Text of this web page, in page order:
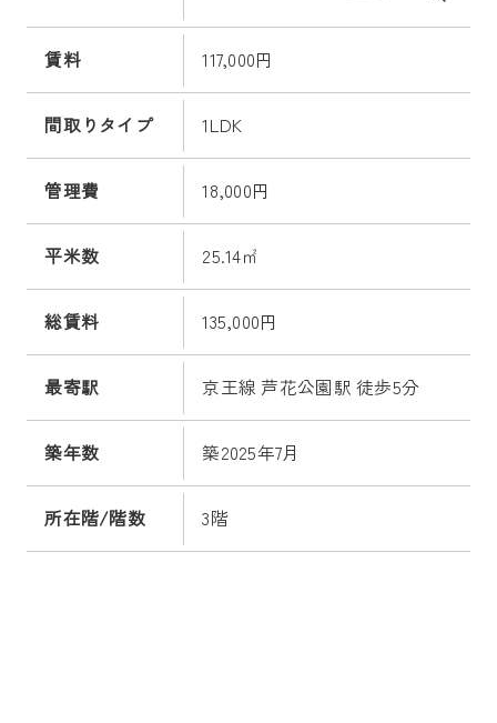
賃料 117,000円
間取りタイプ 1LDK
管理費 18,000円
平米数 25.14㎡
総賃料 135,000円
最寄駅 京王線 芦花公園駅 徒歩5分
築年数 築2025年7月
所在階/階数 3階